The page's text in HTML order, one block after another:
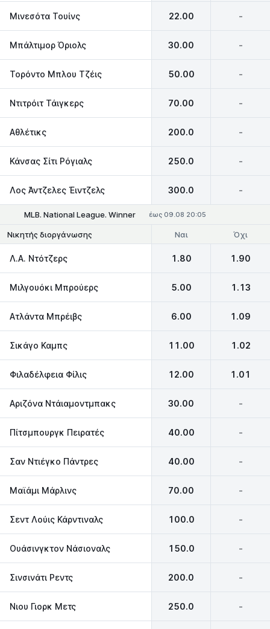
Μινεσότα Τουίνς 22.00 -
Μπάλτιμορ Όριολς 30.00 -
Τορόντο Μπλου Τζέις 50.00 -
Ντιτρόιτ Τάιγκερς 70.00 -
Αθλέτικς 200.0 -
Κάνσας Σίτι Ρόγιαλς 250.0 -
Λος Άντζελες Έιντζελς 300.0 -
MLB. National League. Winner έως 09.08 20:05
Νικητής διοργάνωσης Ναι Όχι
Λ.Α. Ντότζερς 1.80 1.90
Μιλγουόκι Μπρούερς 5.00 1.13
Ατλάντα Μπρέιβς 6.00 1.09
Σικάγο Καμπς 11.00 1.02
Φιλαδέλφεια Φίλις 12.00 1.01
Αριζόνα Ντάιαμοντμπακς 30.00 -
Πίτσμπουργκ Πειρατές 40.00 -
Σαν Ντιέγκο Πάντρες 40.00 -
Μαϊάμι Μάρλινς 70.00 -
Σεντ Λούις Κάρντιναλς 100.0 -
Ουάσινγκτον Νάσιοναλς 150.0 -
Σινσινάτι Ρεντς 200.0 -
Νιου Γιορκ Μετς 250.0 -